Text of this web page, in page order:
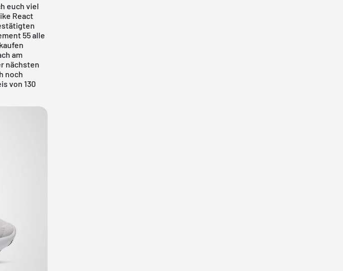
euch viel
React
55 alle
am
nächsten
noch
von 130